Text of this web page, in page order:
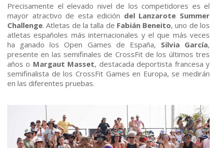
Precisamente el elevado nivel de los competidores es el
mayor atractivo de esta edición del Lanzarote Summer
Challenge. Atletas de la talla de Fabián Beneito, uno de los
atletas españoles más internacionales y el que más veces
ha ganado los Open Games de España, Silvia García,
presente en las semifinales de CrossFit de los últimos tres
años o Margaut Masset, destacada deportista francesa y
semifinalista de los CrossFit Games en Europa, se medirán
en las diferentes pruebas.